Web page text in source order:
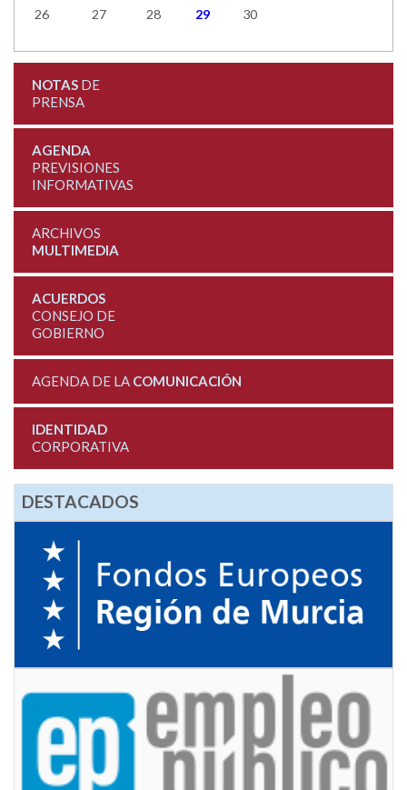
26 27 28 29 30
NOTASDE
PRENSA
AGENDA
PREVISIONES
INFORMATIVAS
ARCHIVOS
MULTIMEDIA
ACUERDOS
CONSEJO DE
GOBIERNO
AGENDA DE LA COMUNICACIÓN
IDENTIDAD
CORPORATIVA
DESTACADOS